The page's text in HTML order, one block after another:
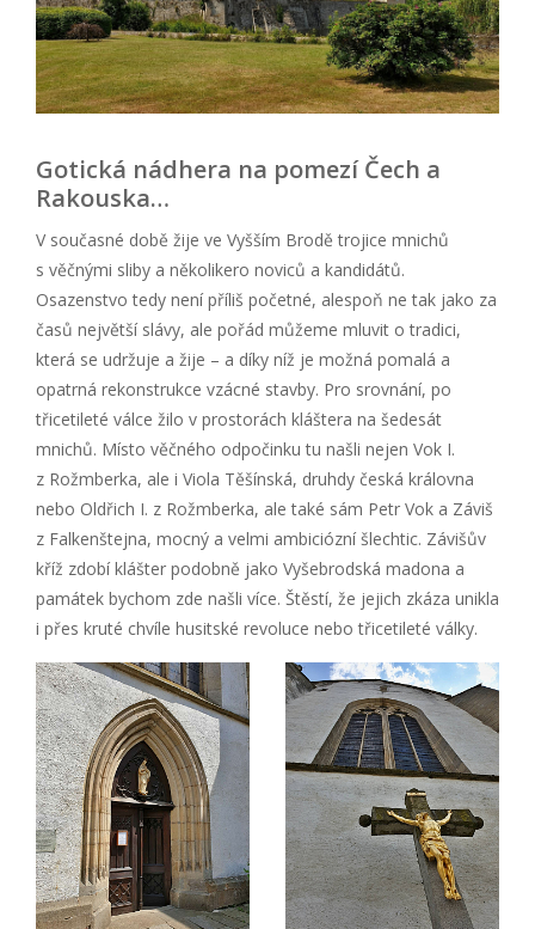
Gotická nádhera na pomezí Čech a
Rakouska…
V současné době žije ve Vyšším Brodě trojice mnichů
s věčnými sliby a několikero noviců a kandidátů.
Osazenstvo tedy není příliš početné, alespoň ne tak jako za
časů největší slávy, ale pořád můžeme mluvit o tradici,
která se udržuje a žije – a díky níž je možná pomalá a
opatrná rekonstrukce vzácné stavby. Pro srovnání, po
třicetileté válce žilo v prostorách kláštera na šedesát
mnichů. Místo věčného odpočinku tu našli nejen Vok I.
z Rožmberka, ale i Viola Těšínská, druhdy česká královna
nebo Oldřich I. z Rožmberka, ale také sám Petr Vok a Záviš
z Falkenštejna, mocný a velmi ambiciózní šlechtic. Závišův
kříž zdobí klášter podobně jako Vyšebrodská madona a
památek bychom zde našli více. Štěstí, že jejich zkáza unikla
i přes kruté chvíle husitské revoluce nebo třicetileté války.